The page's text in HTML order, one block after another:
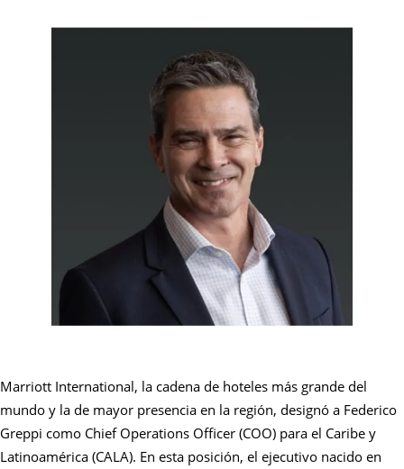
Marriott International, la cadena de hoteles más grande del
mundo y la de mayor presencia en la región, designó a Federico
Greppi como Chief Operations Officer (COO) para el Caribe y
Latinoamérica (CALA). En esta posición, el ejecutivo nacido en